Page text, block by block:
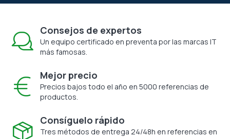
Consejos de expertos
Un equipo certificado en preventa por las marcas IT
más famosas.
Mejor precio
Precios bajos todo el año en 5000 referencias de
productos.
Consíguelo rápido
Tres métodos de entrega 24/48h en referencias en